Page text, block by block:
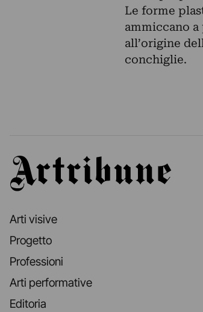
Le forme
ammiccano a
all’origine
conchiglie.
Artribune
Arti visive
Progetto
Professioni
Arti performative
Editoria